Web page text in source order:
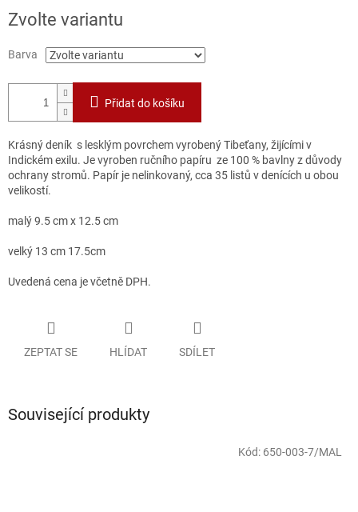
cena:
Zvolte variantu
Barva
Přidat do košíku
Krásný deník s lesklým povrchem vyrobený Tibeťany, žijícími v
Indickém exilu. Je vyroben ručního papíru ze 100 % bavlny z důvody
ochrany stromů. Papír je nelinkovaný, cca 35 listů v denících u obou
velikostí.
malý 9.5 cm x 12.5 cm
velký 13 cm 17.5cm
Uvedená cena je včetně DPH.
ZEPTAT SE HLÍDAT SDÍLET
Související produkty
Kód: 650-003-7/MAL